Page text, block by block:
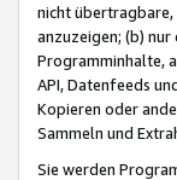
nicht übertragbare,
anzuzeigen; (b)
Programminhalte,
API, Datenfeeds
Kopieren oder
Sammeln und
Sie werden